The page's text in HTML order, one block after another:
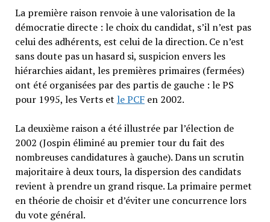
La première raison renvoie à une valorisation de la
démocratie directe : le choix du candidat, s’il n’est pas
celui des adhérents, est celui de la direction. Ce n’est
sans doute pas un hasard si, suspicion envers les
hiérarchies aidant, les premières primaires (fermées)
ont été organisées par des partis de gauche : le PS
pour 1995, les Verts et le PCFen 2002.
La deuxième raison a été illustrée par l’élection de
2002 (Jospin éliminé au premier tour du fait des
nombreuses candidatures à gauche). Dans un scrutin
majoritaire à deux tours, la dispersion des candidats
revient à prendre un grand risque. La primaire permet
en théorie de choisir et d’éviter une concurrence lors
du vote général.